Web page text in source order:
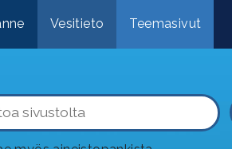
Vesitieto Teemasivut